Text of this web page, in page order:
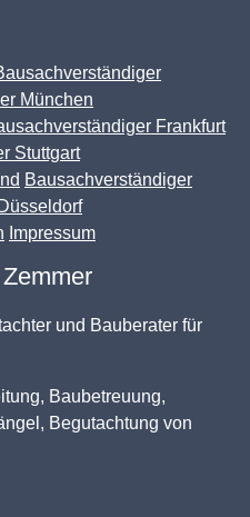
München
Frankfurt
Stuttgart
Bausachverständiger
Impressum
und Bauberater für
Baubetreuung,
Begutachtung von